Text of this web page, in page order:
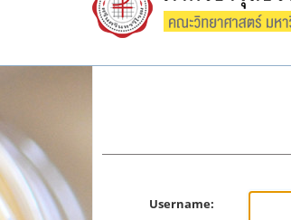
Username: